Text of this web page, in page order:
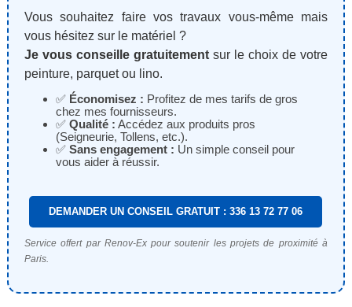
Vous souhaitez faire vos travaux vous-même mais
vous hésitez sur le matériel ?
Je vous conseille gratuitementsur le choix de votre
peinture, parquet ou lino.
✅ Économisez : Profitez de mes tarifs de gros
chez mes fournisseurs.
✅ Qualité : Accédez aux produits pros
(Seigneurie, Tollens, etc.).
✅ Sans engagement : Un simple conseil pour
vous aider à réussir.
DEMANDER UN CONSEIL GRATUIT : 336 13 72 77 06
Service offert par Renov-Ex pour soutenir les projets de proximité à
Paris.